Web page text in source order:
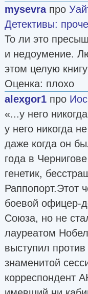
mysevraпро
Детективы:
То ли это
и недоумение.
этом целую
Оценка: плохо
alexgor1 про
«...у него
у него никогда
даже когда он
года в
генетик,
Раппопорт.Этот
боевой офицер-
Союза, но не
лауреатом
выступил
знаменитой
корреспондент